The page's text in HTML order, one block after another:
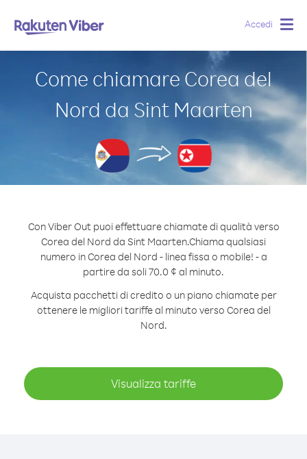
Accedi
Come chiamare Corea del
Nord da Sint Maarten
Con Viber Out puoi effettuare chiamate di qualità verso
Corea del Nord da Sint Maarten.Chiama qualsiasi
numero in Corea del Nord - linea fissa o mobile! - a
partire da soli 70.0 ¢ al minuto.
Acquista pacchetti di credito o un piano chiamate per
ottenere le migliori tariffe al minuto verso Corea del
Nord.
Visualizza tariffe